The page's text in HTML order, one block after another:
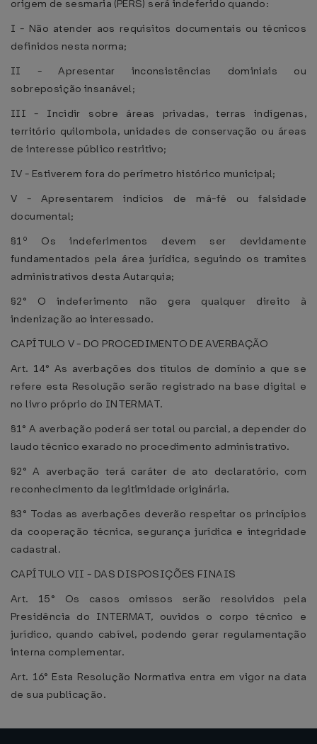
origem de sesmaria (PERS) será indeferido quando:
I - Não atender aos requisitos documentais ou técnicos
definidos nesta norma;
II - Apresentar inconsistências dominiais ou
sobreposição insanável;
III - Incidir sobre áreas privadas, terras indígenas,
território quilombola, unidades de conservação ou áreas
de interesse público restritivo;
IV - Estiverem fora do perímetro histórico municipal;
V - Apresentarem indícios de má-fé ou falsidade
documental;
§1º Os indeferimentos devem ser devidamente
fundamentados pela área jurídica, seguindo os tramites
administrativos desta Autarquia;
§2° O indeferimento não gera qualquer direito à
indenização ao interessado.
CAPÍTULO V - DO PROCEDIMENTO DE AVERBAÇÃO
Art. 14° As averbações dos títulos de domínio a que se
refere esta Resolução serão registrado na base digital e
no livro próprio do INTERMAT.
§1° A averbação poderá ser total ou parcial, a depender do
laudo técnico exarado no procedimento administrativo.
§2° A averbação terá caráter de ato declaratório, com
reconhecimento da legitimidade originária.
§3° Todas as averbações deverão respeitar os princípios
da cooperação técnica, segurança jurídica e integridade
cadastral.
CAPÍTULO VII - DAS DISPOSIÇÕES FINAIS
Art. 15° Os casos omissos serão resolvidos pela
Presidência do INTERMAT, ouvidos o corpo técnico e
jurídico, quando cabível, podendo gerar regulamentação
interna complementar.
Art. 16° Esta Resolução Normativa entra em vigor na data
de sua publicação.